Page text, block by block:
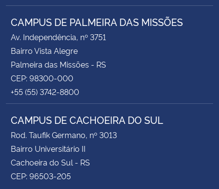
CAMPUS DE PALMEIRA DAS MISSÕES
Av. Independência, nº 3751
Bairro Vista Alegre
Palmeira das Missões - RS
CEP: 98300-000
+55 (55) 3742-8800
CAMPUS DE CACHOEIRA DO SUL
Rod. Taufik Germano, nº 3013
Bairro Universitário II
Cachoeira do Sul - RS
CEP: 96503-205